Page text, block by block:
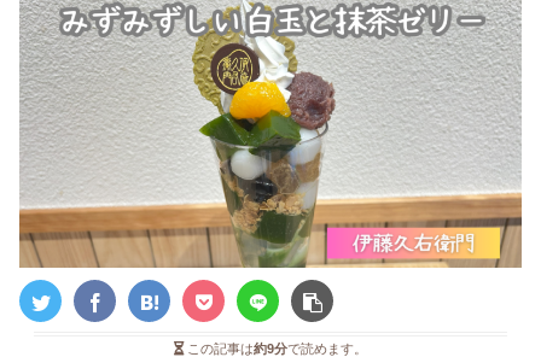
この記事は約9分で読めます。